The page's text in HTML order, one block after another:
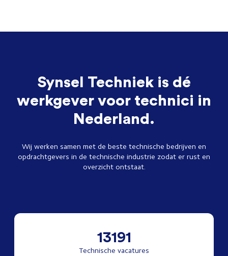
Synsel Techniek is dé
werkgever voor technici in
Nederland.
Wij werken samen met de beste technische bedrijven en
opdrachtgevers in de technische industrie zodat er rust en
overzicht ontstaat.
13191
Technische vacatures